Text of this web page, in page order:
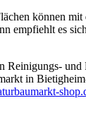
können
empfiehlt es
Reinigungs- und
in